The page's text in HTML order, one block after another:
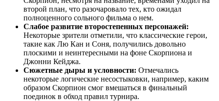
второй план, что разочаровало тех, кто ожидал
полноценного сольного фильма о нем.
Слабое развитие второстепенных персонажей:
Некоторые зрители отметили, что классические герои,
такие как Лю Кан и Соня, получились довольно
плоскими и неинтересными на фоне Скорпиона и
Джонни Кейджа.
Сюжетные дыры и условности: Отмечались
некоторые логические несостыковки, например, каким
образом Скорпион смог вмешаться в финальный
поединок в обход правил турнира.